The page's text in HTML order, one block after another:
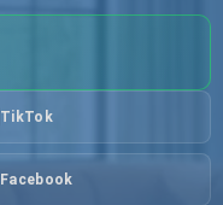
TikTok
Facebook